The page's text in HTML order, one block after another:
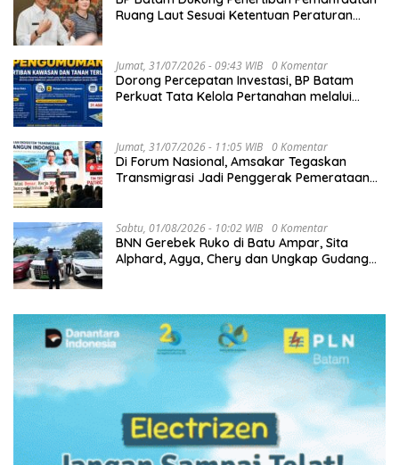
Ruang Laut Sesuai Ketentuan Peraturan
Jumat, 31/07/2026 - 09:43 WIB 0 Komentar
Dorong Percepatan Investasi, BP Batam
Perkuat Tata Kelola Pertanahan melalui
Jumat, 31/07/2026 - 11:05 WIB 0 Komentar
Di Forum Nasional, Amsakar Tegaskan
Transmigrasi Jadi Penggerak Pemerataan
Sabtu, 01/08/2026 - 10:02 WIB 0 Komentar
BNN Gerebek Ruko di Batu Ampar, Sita
Alphard, Agya, Chery dan Ungkap Gudang